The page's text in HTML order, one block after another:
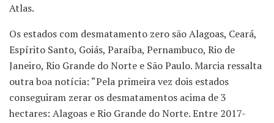
Atlas.
Os estados com desmatamento zero são Alagoas, Ceará,
Espírito Santo, Goiás, Paraíba, Pernambuco, Rio de
Janeiro, Rio Grande do Norte e São Paulo. Marcia ressalta
outra boa notícia: “Pela primeira vez dois estados
conseguiram zerar os desmatamentos acima de 3
hectares: Alagoas e Rio Grande do Norte. Entre 2017-